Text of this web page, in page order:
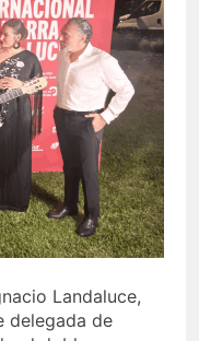
con éxito
y el
del
renuevan
de colaboración
para
feria. Ojo si vas
por todo
José,
y música
Landaluce,
delegada de